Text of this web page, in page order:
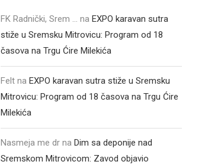
FK Radnički, Srem ... naEXPO karavan sutra
stiže u Sremsku Mitrovicu: Program od 18
časova na Trgu Ćire Milekića
Felt naEXPO karavan sutra stiže u Sremsku
Mitrovicu: Program od 18 časova na Trgu Ćire
Milekića
Nasmeja me dr naDim sa deponije nad
Sremskom Mitrovicom: Zavod objavio